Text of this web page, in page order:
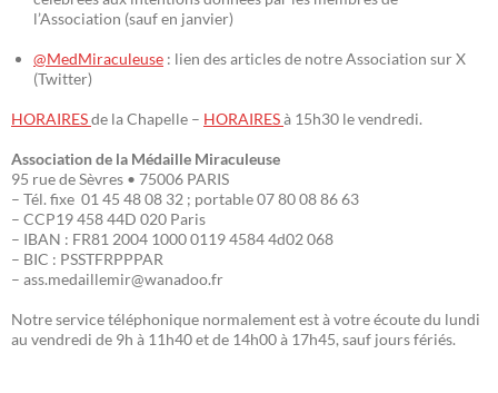
l’Association (sauf en janvier)
@MedMiraculeuse : lien des articles de notre Association sur X
(Twitter)
HORAIRESde la Chapelle – HORAIRESà 15h30 le vendredi.
Association de la Médaille Miraculeuse
95 rue de Sèvres • 75006 PARIS
– Tél. fixe 01 45 48 08 32 ; portable 07 80 08 86 63
– CCP19 458 44D 020 Paris
– IBAN : FR81 2004 1000 0119 4584 4d02 068
– BIC : PSSTFRPPPAR
– ass.medaillemir@wanadoo.fr
Notre service téléphonique normalement est à votre écoute du lundi
au vendredi de 9h à 11h40 et de 14h00 à 17h45, sauf jours fériés.